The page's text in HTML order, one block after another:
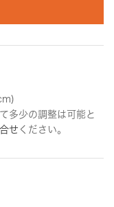
多少の調整は可能と
せ ください。